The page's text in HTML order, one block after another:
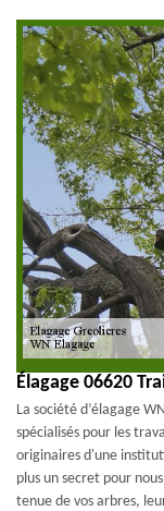
Élagage 06620
La société d’élagage
spécialisés pour les
originaires d'une
plus un secret pour
tenue de vos arbres,